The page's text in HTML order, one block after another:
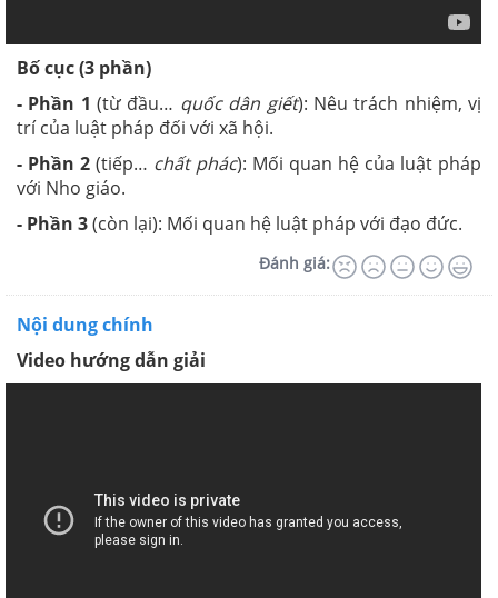
Bố cục (3 phần)
- Phần 1 (từ đầu… quốc dân giết): Nêu trách nhiệm, vị
trí của luật pháp đối với xã hội.
- Phần 2 (tiếp… chất phác): Mối quan hệ của luật pháp
với Nho giáo.
- Phần 3(còn lại): Mối quan hệ luật pháp với đạo đức.
Đánh giá:
Nội dung chính
Video hướng dẫn giải